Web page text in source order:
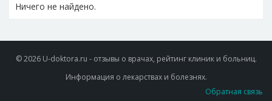
Ничего не найдено.
© 2026 U-doktora.ru - отзывы о врачах, рейтинг клиник и больниц.
Информация о лекарствах и болезнях.
Обратная связь